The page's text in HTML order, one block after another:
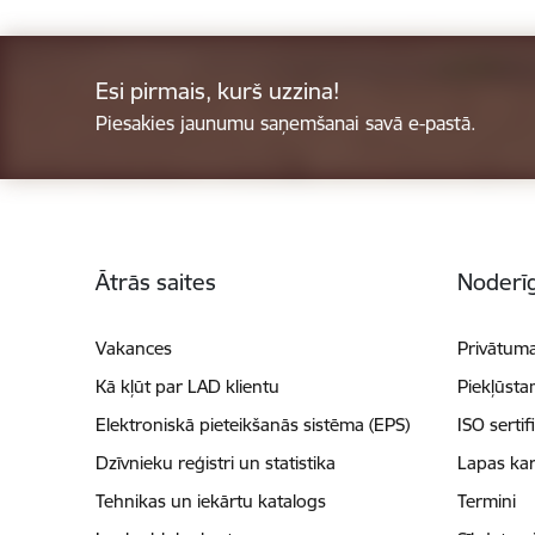
Esi pirmais, kurš uzzina!
Piesakies jaunumu saņemšanai savā e-pastā.
Ātrās saites
Vakances
Kā kļūt par LAD klientu
Elektroniskā pieteikšanās sistēma (EPS)
Dzīvnieku reģistri un statistika
Tehnikas un iekārtu katalogs
ISO
Lapas
Termini